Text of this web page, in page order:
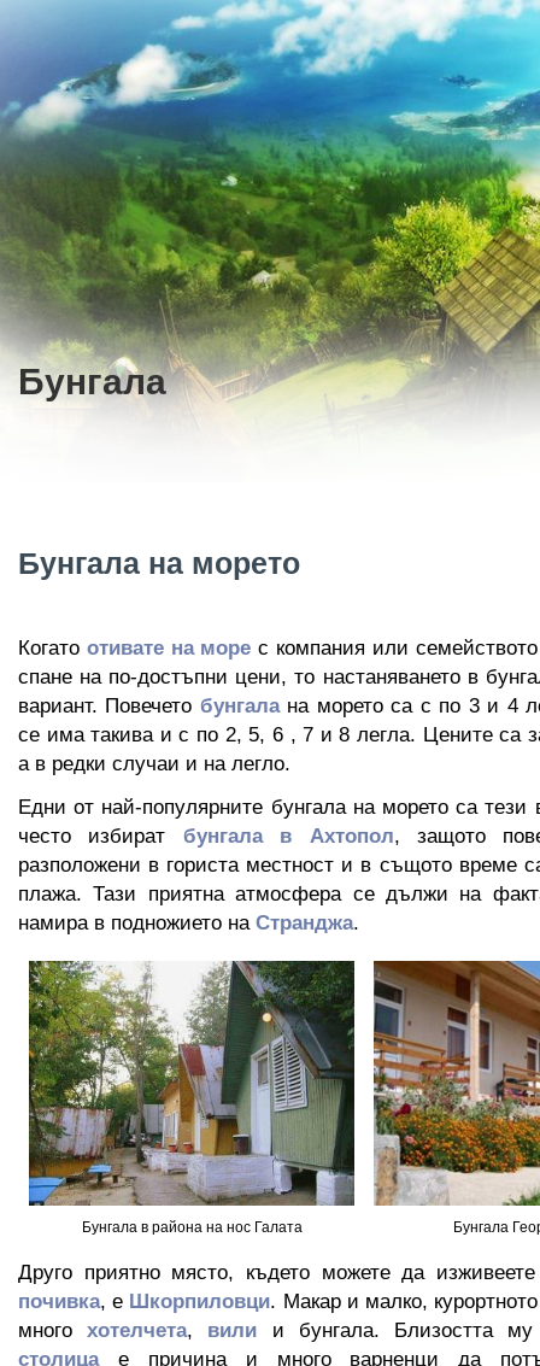
Бунгала
Бунгала на морето
Когато отивате на море с компания или
спане на по-достъпни цени, то настаняването в
вариант. Повечето бунгалана морето са с по 3 и 4
се има такива и с по 2, 5, 6 , 7 и 8 легла. Цените са
а в редки случаи и на легло.
Едни от най-популярните бунгала на морето са тези
често избират бунгала в Ахтопол, защото
разположени в гориста местност и в същото време
плажа. Тази приятна атмосфера се дължи на
намира в подножието на Странджа.
Бунгала в района на нос Галата Бунгала
Друго приятно място, където можете да
почивка, е Шкорпиловци. Макар и малко,
многохотелчета, вили и бунгала. Близостта
столицае причина и много варненци да